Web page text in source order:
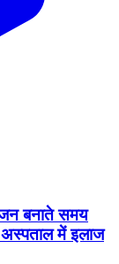
बनाते समय
में इलाज